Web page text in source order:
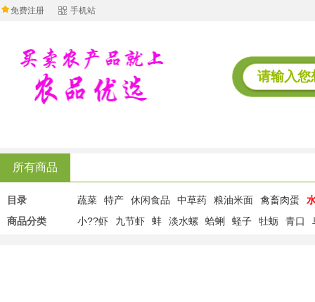
免费注册 手机站
所有商品
目录 蔬菜 特产 休闲食品 中草药 粮油米面 禽畜肉蛋
商品分类
小??虾 九节虾 蚌 淡水螺 蛤蜊 蛏子 牡蛎 青口